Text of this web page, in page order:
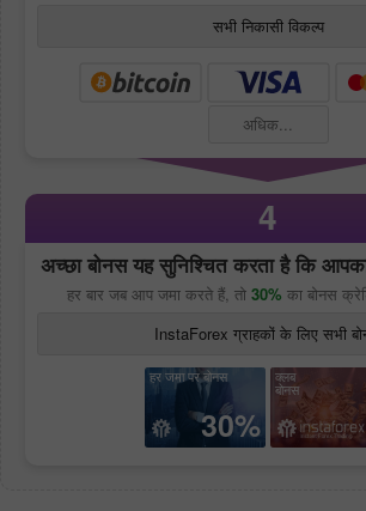
सभी निकासी विकल्प
अधिक...
4
अच्छा बोनस यह सुनिश्चित करता है कि
हर बार जब आप जमा करते हैं, तो 30% का बोनस
InstaForex ग्राहकों के लिए सभी
हर जमा पर बोनस
30%
क्लब
बोनस